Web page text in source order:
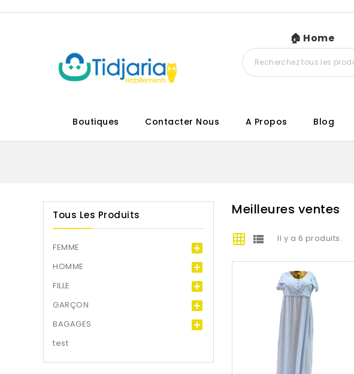
🏠 Home
Boutiques Contacter Nous A Propos Blog
Tous Les Produits
FEMME
HOMME
FILLE
GARÇON
BAGAGES
test
Meilleures ventes
grid_on view_list Il y a 6 produits.